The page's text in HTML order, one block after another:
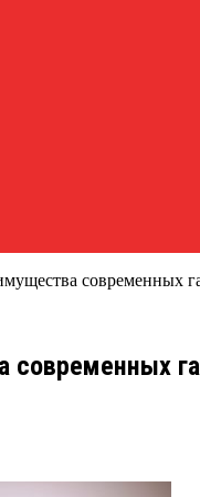
современных
современных